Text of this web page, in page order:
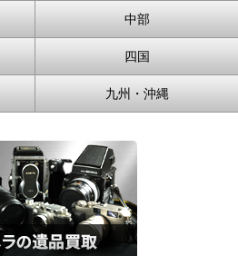
中部
四国
九州・沖縄